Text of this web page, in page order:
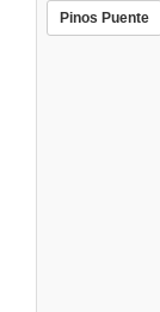
Pinos Puente